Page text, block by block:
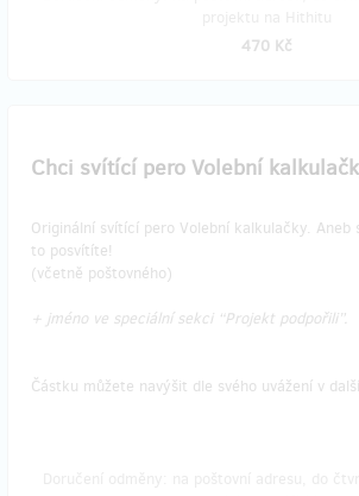
470 Kč
Chci svítící pero Volební
Originální svítící pero Volební kalkulačky. Aneb
to posvítíte!
(včetně poštovného)
+ jméno ve speciální sekci “Projekt podpořili”.
Částku můžete navýšit dle svého uvážení v